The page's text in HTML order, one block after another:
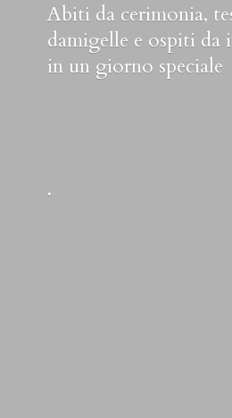
Abiti da cerimonia,
damigelle e ospiti da
in un giorno speciale
.